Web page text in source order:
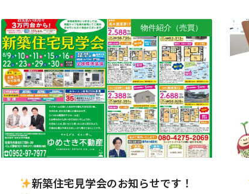
物件紹介（売買）
新築住宅見学会のお知らせです！